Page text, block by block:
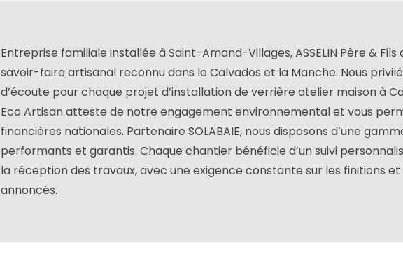
Entreprise familiale installée à Saint-Amand-Villages, ASSELIN Père &
savoir-faire artisanal reconnu dans le Calvados et la Manche. Nous
d’écoute pour chaque projet d’installation de verrière atelier maison à
Eco Artisan atteste de notre engagement environnemental et vous
financières nationales. Partenaire SOLABAIE, nous disposons d’une
performants et garantis. Chaque chantier bénéficie d’un suivi
la réception des travaux, avec une exigence constante sur les finitions
annoncés.